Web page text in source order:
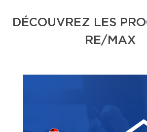
DÉCOUVREZ LES
RE/MAX